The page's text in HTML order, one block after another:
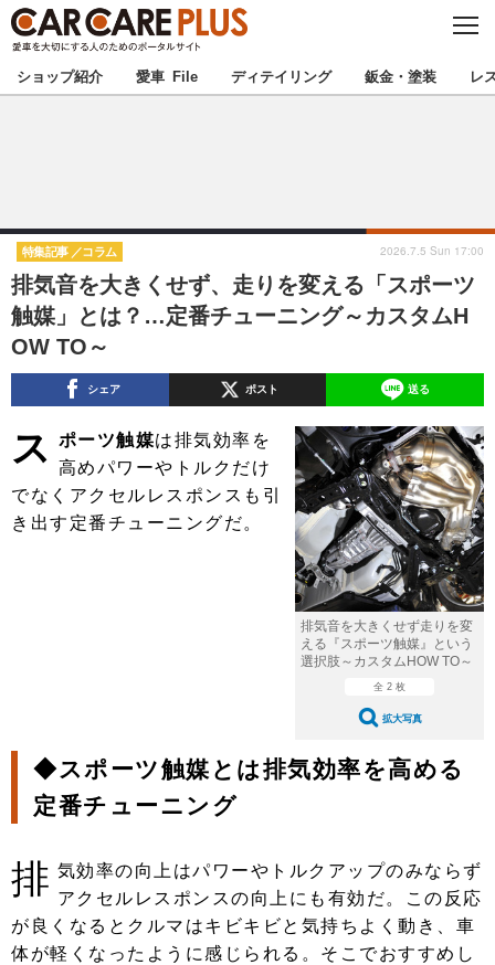
C
S
E
★カーケアプラス認定★ 厳選プロショップを地域から探す
甲信越 北陸
東海 関西
中国
九州 沖縄
注目の記事
ショップレポート 愛車 File
ストップ！不具合修理＆粗悪修理
ディテイリング
洗車
コーティング
防錆
カーメーカー「旧車」関連プロジェ
クト
プロショップ検索
コラム
インタビュー
イベント告知 イベントレポート
ショップ紹介 愛車 File ディテイリング 鈑金・塗装 レ
排気音を大きくせず、走りを変える「スポーツ
触媒」とは？…定番チューニング～カスタムH
OW TO～
特集記事 コラム 2026.7.5 Sun 17:00
シェア ポスト 送る
排気音を大きくせず走りを変
える『スポーツ触媒』という
選択肢～カスタムHOW TO～
全 2 枚
拡大写真
ス ポーツ触媒は排気効率を
高めパワーやトルクだけ
でなくアクセルレスポンスも引
き出す定番チューニングだ。
◆スポーツ触媒とは排気効率を高める
定番チューニング
排 気効率の向上はパワーやトルクアップのみならず
アクセルレスポンスの向上にも有効だ。この反応
が良くなるとクルマはキビキビと気持ちよく動き、車
体が軽くなったように感じられる。そこでおすすめし